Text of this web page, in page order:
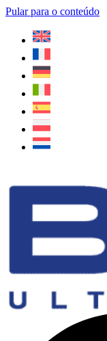
Pular para o conteúdo